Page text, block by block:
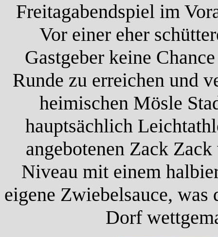
Freitagabendspiel im
Vor einer eher
Gastgeber keine
Runde zu erreichen und
heimischen Mösle
hauptsächlich
angebotenen Zack
Niveau mit einem
eigene Zwiebelsauce,
Dorf